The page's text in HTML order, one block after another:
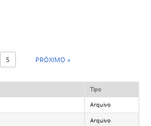
5 PRÓXIMO »
Tipo
Arquivo
Arquivo